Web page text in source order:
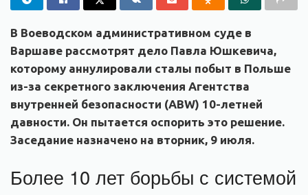
В Воеводском административном суде в
Варшаве рассмотрят дело Павла Юшкевича,
которому аннулировали сталы побыт в Польше
из-за секретного заключения Агентства
внутренней безопасности (ABW) 10-летней
давности. Он пытается оспорить это решение.
Заседание назначено на вторник, 9 июля.
Более 10 лет борьбы с системой